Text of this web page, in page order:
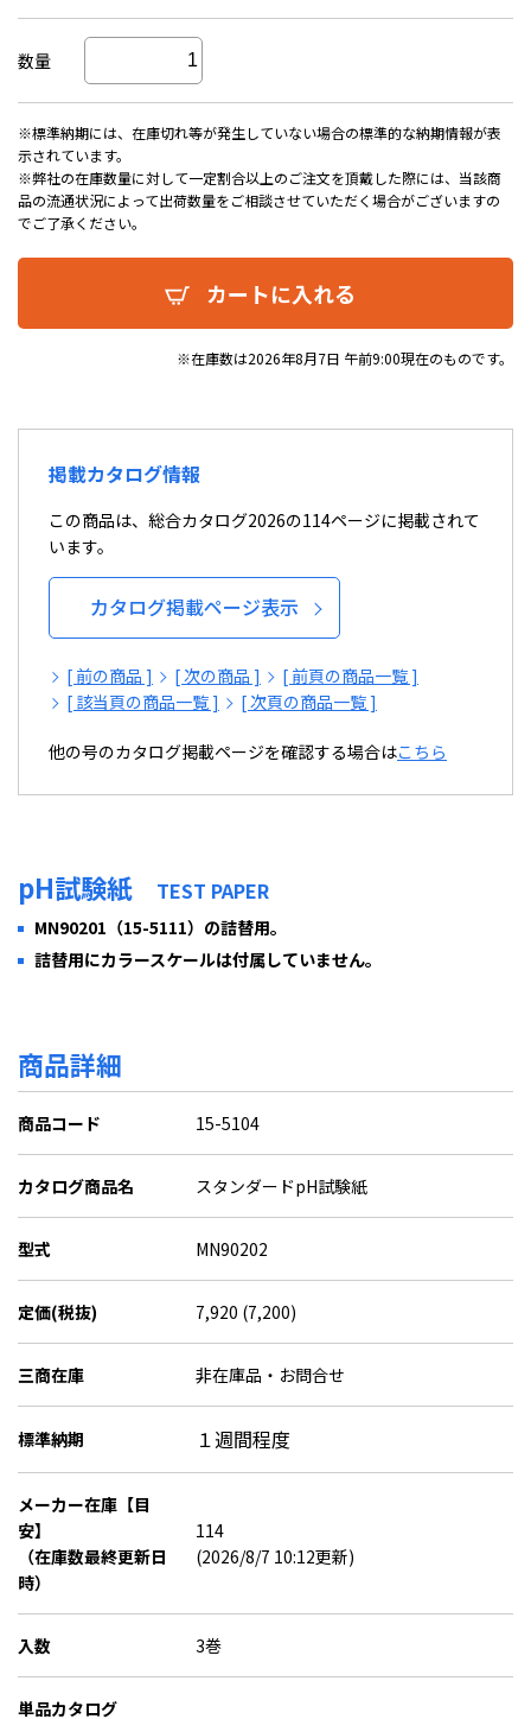
数量
※標準納期には、在庫切れ等が発生していない場合の標準的な納期情報が表
示されています。
※弊社の在庫数量に対して一定割合以上のご注文を頂戴した際には、当該商
品の流通状況によって出荷数量をご相談させていただく場合がございますの
でご了承ください。
カートに入れる
※在庫数は2026年8月7日 午前9:00現在のものです。
掲載カタログ情報
この商品は、総合カタログ2026の114ページに掲載されて
います。
カタログ掲載ページ表示
[ 前の商品 ] [ 次の商品 ]
[ 前頁の商品一覧 ]
[ 該当頁の商品一覧 ]
[ 次頁の商品一覧 ]
他の号のカタログ掲載ページを確認する場合はこちら
pH試験紙 TEST PAPER
MN90201（15-5111）の詰替用。
詰替用にカラースケールは付属していません。
商品詳細
商品コード 15-5104
カタログ商品名 スタンダードpH試験紙
型式 MN90202
定価(税抜) 7,920 (7,200)
三商在庫 非在庫品・お問合せ
標準納期 １週間程度
メーカー在庫【目
安】
（在庫数最終更新日
時）
114
(2026/8/7 10:12更新)
入数 3巻
単品カタログ